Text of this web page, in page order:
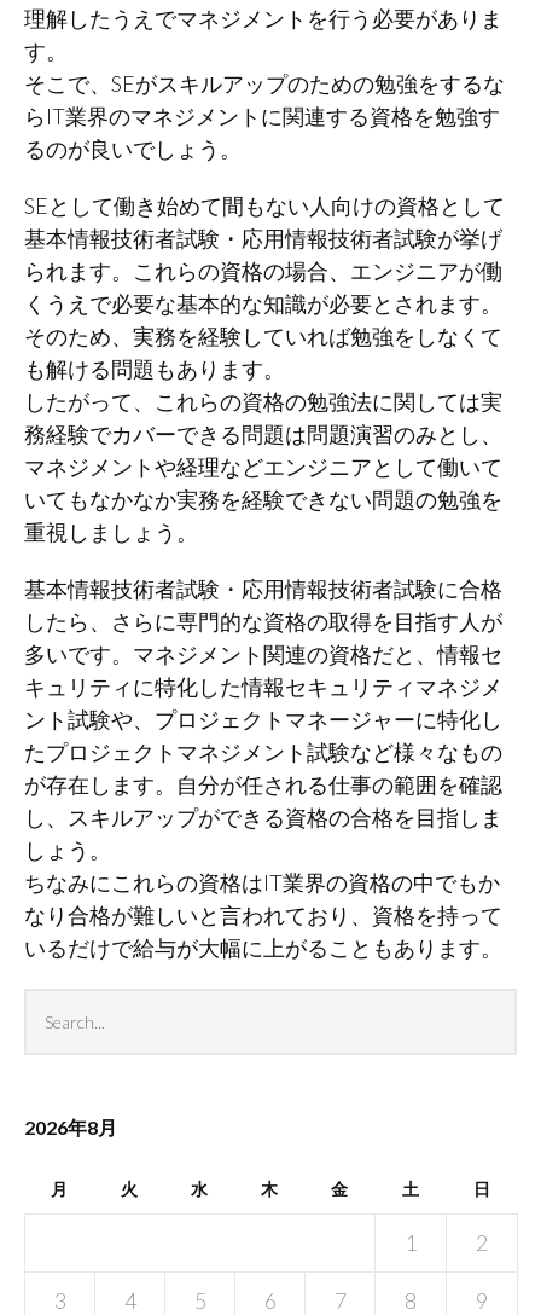
理解したうえでマネジメントを行う必要がありま
す。
そこで、SEがスキルアップのための勉強をするな
らIT業界のマネジメントに関連する資格を勉強す
るのが良いでしょう。
SEとして働き始めて間もない人向けの資格として
基本情報技術者試験・応用情報技術者試験が挙げ
られます。これらの資格の場合、エンジニアが働
くうえで必要な基本的な知識が必要とされます。
そのため、実務を経験していれば勉強をしなくて
も解ける問題もあります。
したがって、これらの資格の勉強法に関しては実
務経験でカバーできる問題は問題演習のみとし、
マネジメントや経理などエンジニアとして働いて
いてもなかなか実務を経験できない問題の勉強を
重視しましょう。
基本情報技術者試験・応用情報技術者試験に合格
したら、さらに専門的な資格の取得を目指す人が
多いです。マネジメント関連の資格だと、情報セ
キュリティに特化した情報セキュリティマネジメ
ント試験や、プロジェクトマネージャーに特化し
たプロジェクトマネジメント試験など様々なもの
が存在します。自分が任される仕事の範囲を確認
し、スキルアップができる資格の合格を目指しま
しょう。
ちなみにこれらの資格はIT業界の資格の中でもか
なり合格が難しいと言われており、資格を持って
いるだけで給与が大幅に上がることもあります。
archives
2026年8月
月 火 水 木 金 土 日
1 2
3 4 5 6 7 8 9